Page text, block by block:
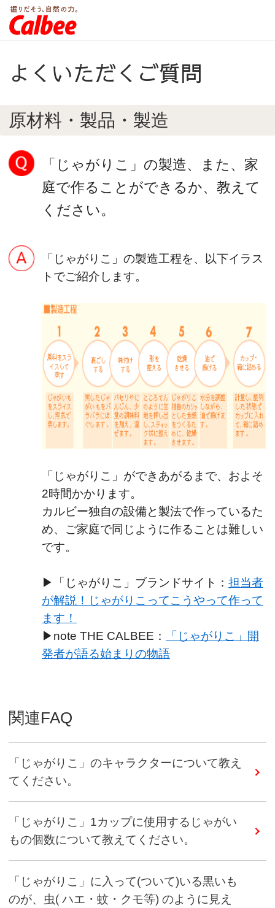
よくいただくご質問
原材料・製品・製造
「じゃがりこ」の製造、また、家
庭で作ることができるか、教えて
ください。
「じゃがりこ」の製造工程を、以下イラス
トでご紹介します。
「じゃがりこ」ができあがるまで、およそ
2時間かかります。
カルビー独自の設備と製法で作っているた
め、ご家庭で同じように作ることは難しい
です。
▶「じゃがりこ」ブランドサイト： 担当者
が解説！じゃがりこってこうやって作って
ます！
▶note THE CALBEE：
「じゃがりこ」開
発者が語る始まりの物語
関連FAQ
「じゃがりこ」のキャラクターについて教え
てください。
「じゃがりこ」1カップに使用するじゃがい
もの個数について教えてください。
「じゃがりこ」に入って(ついて)いる黒いも
のが、虫( ハエ・蚊・クモ等) のように見え